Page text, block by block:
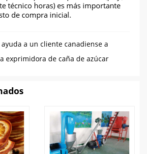
técnico horas) es más importante
de compra inicial.
a un cliente canadiense a
de procesamiento de carne
exprimidora de caña de azúcar